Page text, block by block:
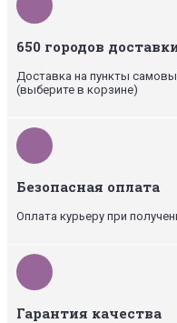
650 городов
Доставка на пункты
(выберите в корзине)
Безопасная оплата
Оплата курьеру при
Гарантия качества